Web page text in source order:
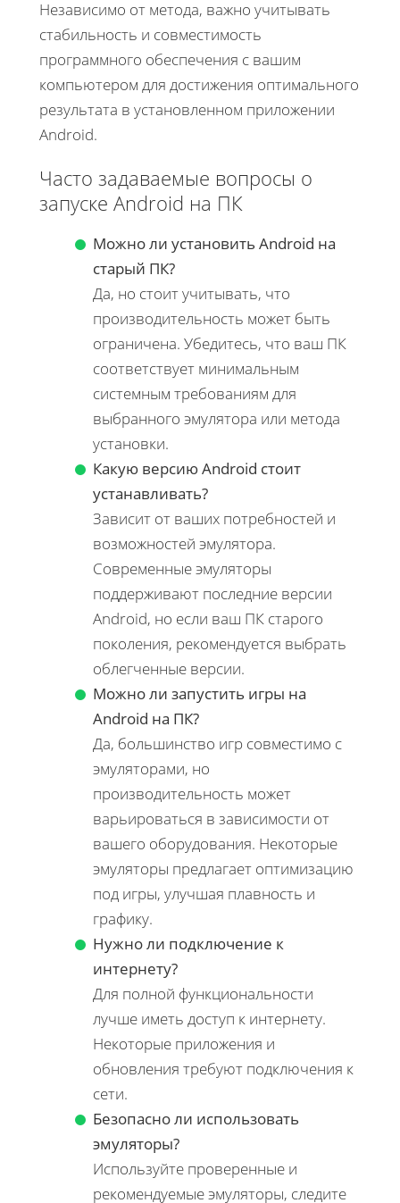
Независимо от метода, важно учитывать
стабильность и совместимость
программного обеспечения с вашим
компьютером для достижения оптимального
результата в установленном приложении
Android.
Часто задаваемые вопросы о
запуске Android на ПК
Можно ли установить Android на
старый ПК?
Да, но стоит учитывать, что
производительность может быть
ограничена. Убедитесь, что ваш ПК
соответствует минимальным
системным требованиям для
выбранного эмулятора или метода
установки.
Какую версию Android стоит
устанавливать?
Зависит от ваших потребностей и
возможностей эмулятора.
Современные эмуляторы
поддерживают последние версии
Android, но если ваш ПК старого
поколения, рекомендуется выбрать
облегченные версии.
Можно ли запустить игры на
Android на ПК?
Да, большинство игр совместимо с
эмуляторами, но
производительность может
варьироваться в зависимости от
вашего оборудования. Некоторые
эмуляторы предлагает оптимизацию
под игры, улучшая плавность и
графику.
Нужно ли подключение к
интернету?
Для полной функциональности
лучше иметь доступ к интернету.
Некоторые приложения и
обновления требуют подключения к
сети.
Безопасно ли использовать
эмуляторы?
Используйте проверенные и
рекомендуемые эмуляторы, следите